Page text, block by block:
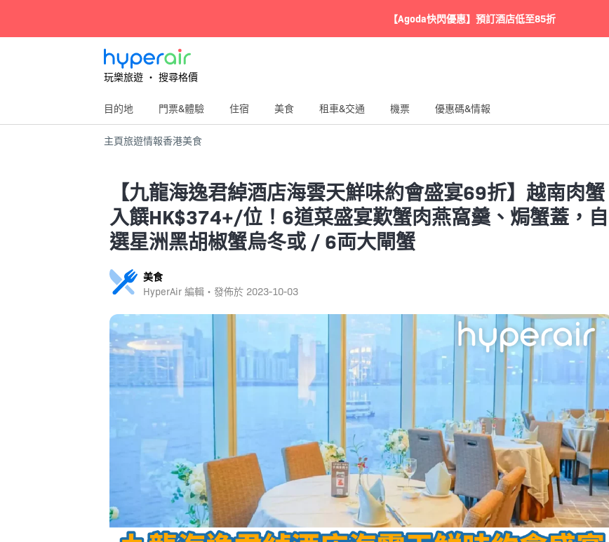
【Agoda快閃優惠】預訂酒店低至85折
玩樂旅遊 ‧ 搜尋格價
目的地 門票&體驗 住宿 美食 租車&交通 機票 優惠碼&情報
主頁旅遊情報香港美食
【九龍海逸君綽酒店海雲天鮮味約會盛宴69折】越南肉蟹
入饌HK$374+/位！6道菜盛宴歎蟹肉燕窩羹、焗蟹蓋，自
選星洲黑胡椒蟹烏冬或 / 6両大閘蟹
美食
HyperAir 編輯・發佈於 2023-10-03